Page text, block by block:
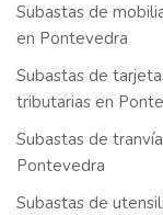
Subastas de
en Pontevedra
Subastas de
tributarias en
Subastas de
Pontevedra
Subastas de